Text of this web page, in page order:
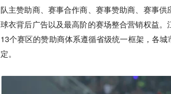
队主赞助商、赛事合作商、赛事赞助商、赛事
球衣背后广告以及最高阶的赛场整合营销权益
13个赛区的赞助商体系遵循省级统一框架，各
定。